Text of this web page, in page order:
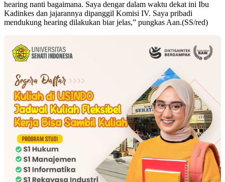
hearing nanti bagaimana. Saya dengar dalam waktu dekat ini Ibu
Kadinkes dan jajarannya dipanggil Komisi IV. Saya pribadi
mendukung hearing dilakukan biar jelas,” pungkas Aan.(SS/red)